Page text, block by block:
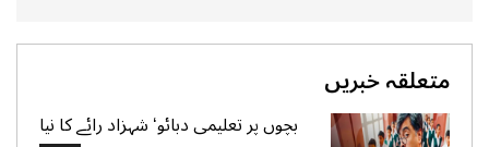
متعلقہ خبریں
بچوں پر تعلیمی دبائو‘ شہزاد رائے کا نیا